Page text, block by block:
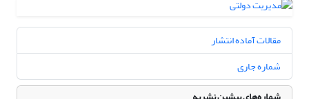
مقالات آماده انتشار
شماره جاری